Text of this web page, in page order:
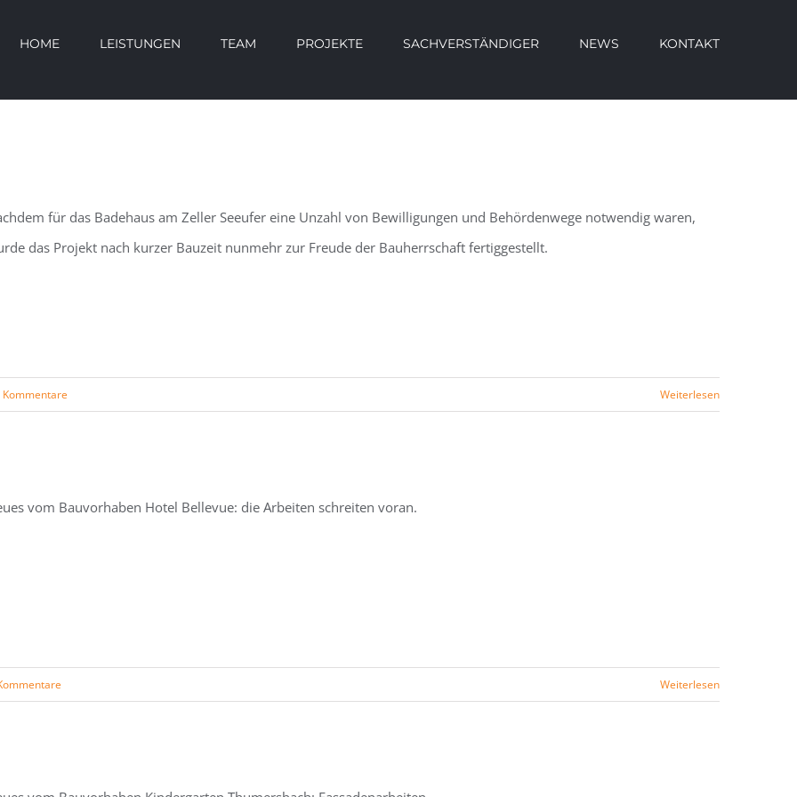
HOME LEISTUNGEN TEAM PROJEKTE SACHVERSTÄNDIGER NEWS KONTAKT
für das Badehaus am Zeller Seeufer eine Unzahl von Bewilligungen und Behördenwege notwendig waren,
das Projekt nach kurzer Bauzeit nunmehr zur Freude der Bauherrschaft fertiggestellt.
Kommentare Weiterlesen
vom Bauvorhaben Hotel Bellevue: die Arbeiten schreiten voran.
Weiterlesen